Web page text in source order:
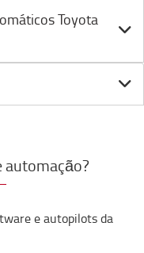
Toyota
automação?